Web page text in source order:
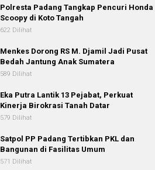
Polresta Padang Tangkap Pencuri Honda
Scoopy di Koto Tangah
622 Dilihat
Menkes Dorong RS M. Djamil Jadi Pusat
Bedah Jantung Anak Sumatera
589 Dilihat
Eka Putra Lantik 13 Pejabat, Perkuat
Kinerja Birokrasi Tanah Datar
579 Dilihat
Satpol PP Padang Tertibkan PKL dan
Bangunan di Fasilitas Umum
571 Dilihat